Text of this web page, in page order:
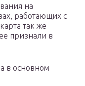
на
работающих с
так же
признали в
в основном